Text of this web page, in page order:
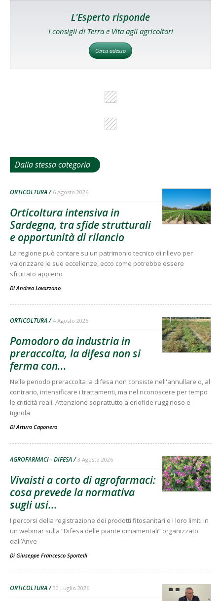
L'Esperto risponde
I consigli di Terra e Vita agli agricoltori
Cerca adesso
Dalla stessa categoria
ORTICOLTURA 6 Agosto 2026
Orticoltura intensiva in
Sardegna, tra sfide strutturali
e opportunità di rilancio
La regione può contare su un patrimonio tecnico di rilievo per
valorizzare le sue eccellenze, ecco come potrebbe essere
sfruttato appieno
DiAndrea Lovazzano
ORTICOLTURA 4 Agosto 2026
Pomodoro da industria in
preraccolta, la difesa non si
ferma con...
Nelle periodo preraccolta la difesa non consiste nell'annullare o, al
contrario, intensificare i trattamenti, ma nel riconoscere per tempo
le criticità reali. Attenzione soprattutto a eriofide rugginoso e
tignola
DiArturo Caponero
AGROFARMACI - DIFESA 3 Agosto 2026
Vivaisti a corto di agrofarmaci:
cosa prevede la normativa
sugli usi...
I percorsi della registrazione dei prodotti fitosanitari e i loro limiti in
un webinar sulla “Difesa delle piante ornamentali” organizzato
dall’Anve
Di Giuseppe Francesco Sportelli
ORTICOLTURA 30 Luglio 2026